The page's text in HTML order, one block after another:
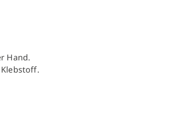
Hand.